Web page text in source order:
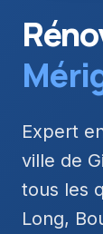
Expert
ville de
tous les
Long,